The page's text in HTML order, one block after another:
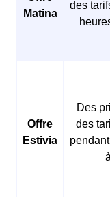
Matina
des
Offre
Estivia
Des
des